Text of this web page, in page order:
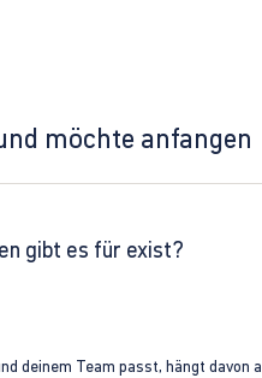
möchte anfangen
gibt es für exist?
deinem Team passt, hängt